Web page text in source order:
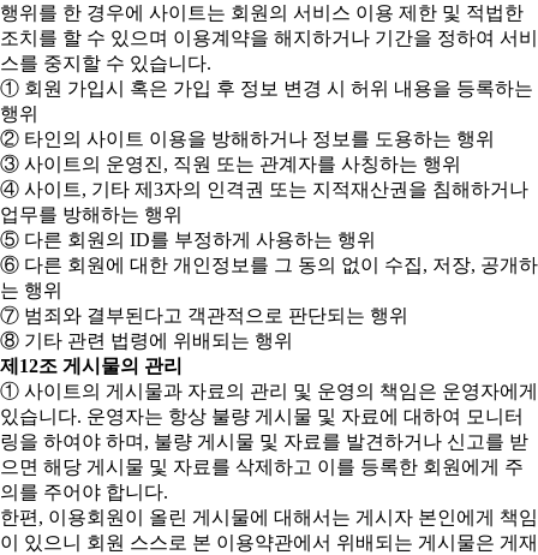
행위를 한 경우에 사이트는 회원의 서비스 이용 제한 및 적법한
조치를 할 수 있으며 이용계약을 해지하거나 기간을 정하여 서비
스를 중지할 수 있습니다.
① 회원 가입시 혹은 가입 후 정보 변경 시 허위 내용을 등록하는
행위
② 타인의 사이트 이용을 방해하거나 정보를 도용하는 행위
③ 사이트의 운영진, 직원 또는 관계자를 사칭하는 행위
④ 사이트, 기타 제3자의 인격권 또는 지적재산권을 침해하거나
업무를 방해하는 행위
⑤ 다른 회원의 ID를 부정하게 사용하는 행위
⑥ 다른 회원에 대한 개인정보를 그 동의 없이 수집, 저장, 공개하
는 행위
⑦ 범죄와 결부된다고 객관적으로 판단되는 행위
⑧ 기타 관련 법령에 위배되는 행위
제12조 게시물의 관리
① 사이트의 게시물과 자료의 관리 및 운영의 책임은 운영자에게
있습니다. 운영자는 항상 불량 게시물 및 자료에 대하여 모니터
링을 하여야 하며, 불량 게시물 및 자료를 발견하거나 신고를 받
으면 해당 게시물 및 자료를 삭제하고 이를 등록한 회원에게 주
의를 주어야 합니다.
한편, 이용회원이 올린 게시물에 대해서는 게시자 본인에게 책임
이 있으니 회원 스스로 본 이용약관에서 위배되는 게시물은 게재